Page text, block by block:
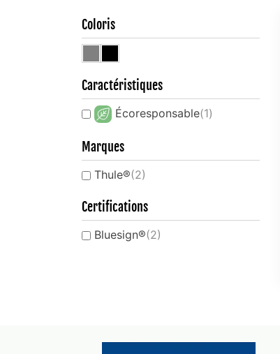
Coloris
Caractéristiques
Écoresponsable(1)
Marques
Thule®(2)
Certifications
Bluesign®(2)